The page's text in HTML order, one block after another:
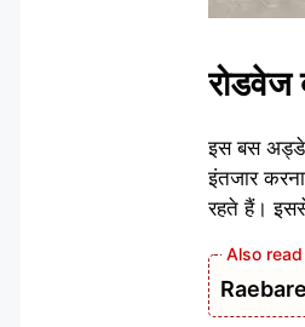
रोडवेज
इस बस अड्डे
इंतजार
रहते हैं।